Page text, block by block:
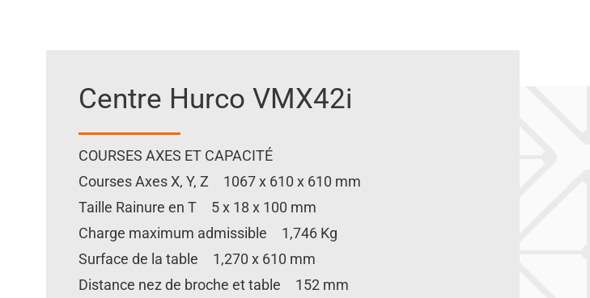
Centre Hurco VMX42i
COURSES AXES ET CAPACITÉ
Courses Axes X, Y, Z 1067 x 610 x 610 mm
Taille Rainure en T 5 x 18 x 100 mm
Charge maximum admissible 1,746 Kg
Surface de la table 1,270 x 610 mm
Distance nez de broche et table 152 mm